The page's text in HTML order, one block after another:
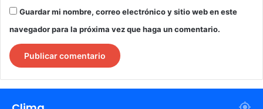
Guardar mi nombre, correo electrónico y sitio web en este
navegador para la próxima vez que haga un comentario.